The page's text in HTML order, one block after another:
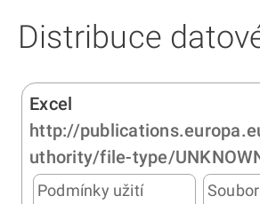
Distribuce
Excel
http://
uthority/file-type/
Podmínky užití